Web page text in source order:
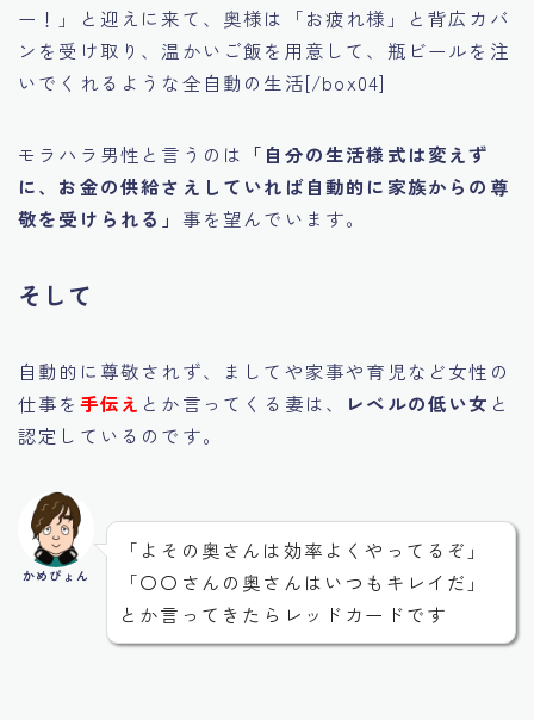
ー！」と迎えに来て、奥様は「お疲れ様」と背広カバ
ンを受け取り、温かいご飯を用意して、瓶ビールを注
いでくれるような全自動の生活[/box04]
モラハラ男性と言うのは 「自分の生活様式は変えず
に、お金の供給さえしていれば自動的に家族からの尊
敬を受けられる」 事を望んでいます。
そして
自動的に尊敬されず、ましてや家事や育児など女性の
仕事を 手伝え とか言ってくる妻は、 レベルの低い女 と
認定しているのです。
かめぴょん
「よその奥さんは効率よくやってるぞ」
「〇〇さんの奥さんはいつもキレイだ」
とか言ってきたらレッドカードです